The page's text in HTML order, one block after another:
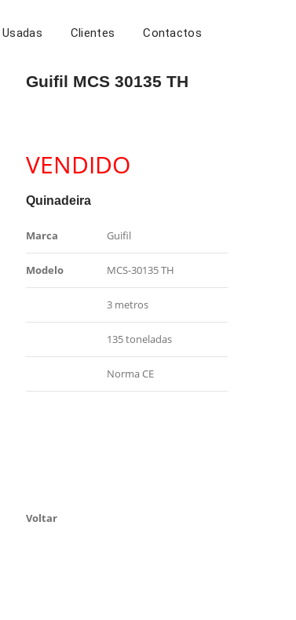
Clientes Contactos
Guifil MCS 30135 TH
VENDIDO
Quinadeira
Marca Guifil
Modelo MCS-30135 TH
3 metros
135 toneladas
Norma CE
Voltar